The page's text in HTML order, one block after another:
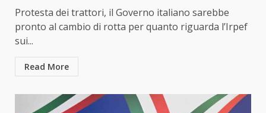
Protesta dei trattori, il Governo italiano sarebbe
pronto al cambio di rotta per quanto riguarda l’Irpef
sui...
Read More